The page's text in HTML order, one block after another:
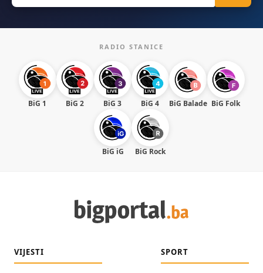
RADIO STANICE
BiG 1 BiG 2 BiG 3 BiG 4 BiG Balade BiG Folk
BiG iG BiG Rock
VIJESTI SPORT